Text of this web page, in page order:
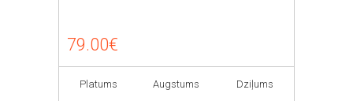
79.00€
Platums Augstums Dziļums